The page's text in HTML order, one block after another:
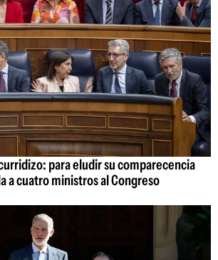
para eludir su comparecencia
a cuatro ministros al Congreso